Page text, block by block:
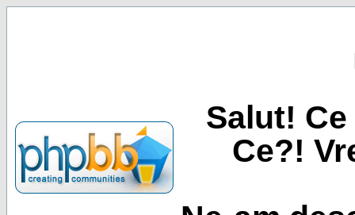
Salut!
Ce?!